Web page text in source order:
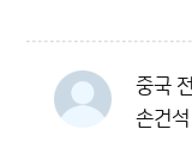
중국
손건석